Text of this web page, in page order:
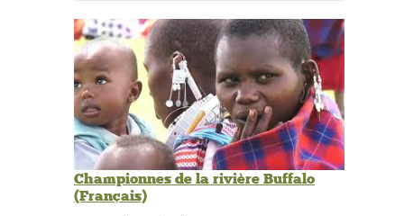
Championnes de la rivière Buffalo
(Français)